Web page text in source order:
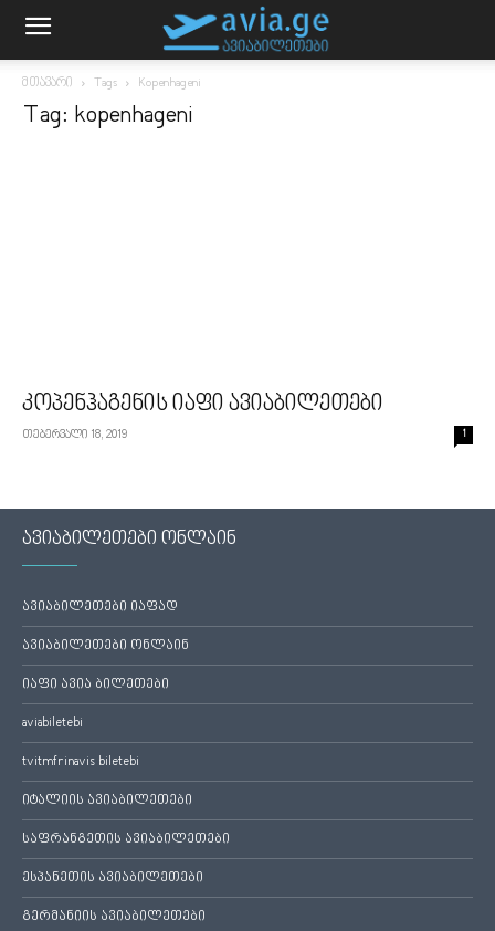
მთავარი Tags Kopenhageni
Tag: kopenhageni
კოპენჰაგენის იაფი ავიაბილეთები
თებერვალი 18, 2019 1
ავიაბილეთები ონლაინ
ავიაბილეთები იაფად
ავიაბილეთები ონლაინ
იაფი ავია ბილეთები
aviabiletebi
tvitmfrinavis biletebi
იტალიის ავიაბილეთები
საფრანგეთის ავიაბილეთები
ესპანეთის ავიაბილეთები
გერმანიის ავიაბილეთები